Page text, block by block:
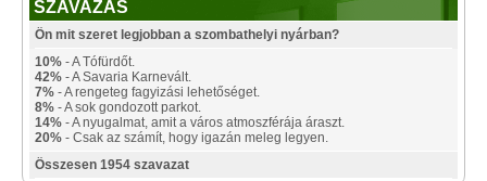
SZAVAZÁS
Ön mit szeret legjobban a szombathelyi nyárban?
10% - A Tófürdőt.
42% - A Savaria Karnevált.
7% - A rengeteg fagyizási lehetőséget.
8% - A sok gondozott parkot.
14% - A nyugalmat, amit a város atmoszférája áraszt.
20% - Csak az számít, hogy igazán meleg legyen.
Összesen 1954 szavazat